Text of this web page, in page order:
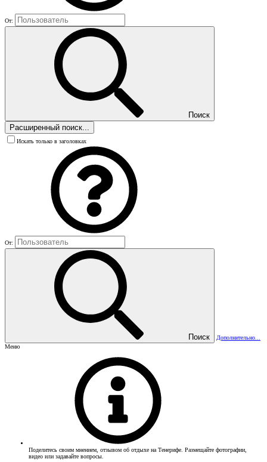
От:
Поиск
Расширенный поиск...
Искать только в заголовках
От:
Поиск
Дополнительно...
Меню
Поделитесь своим мнением, отзывом об отдыхе на Тенерифе. Размещайте фотографии,
видео или задавайте вопросы.